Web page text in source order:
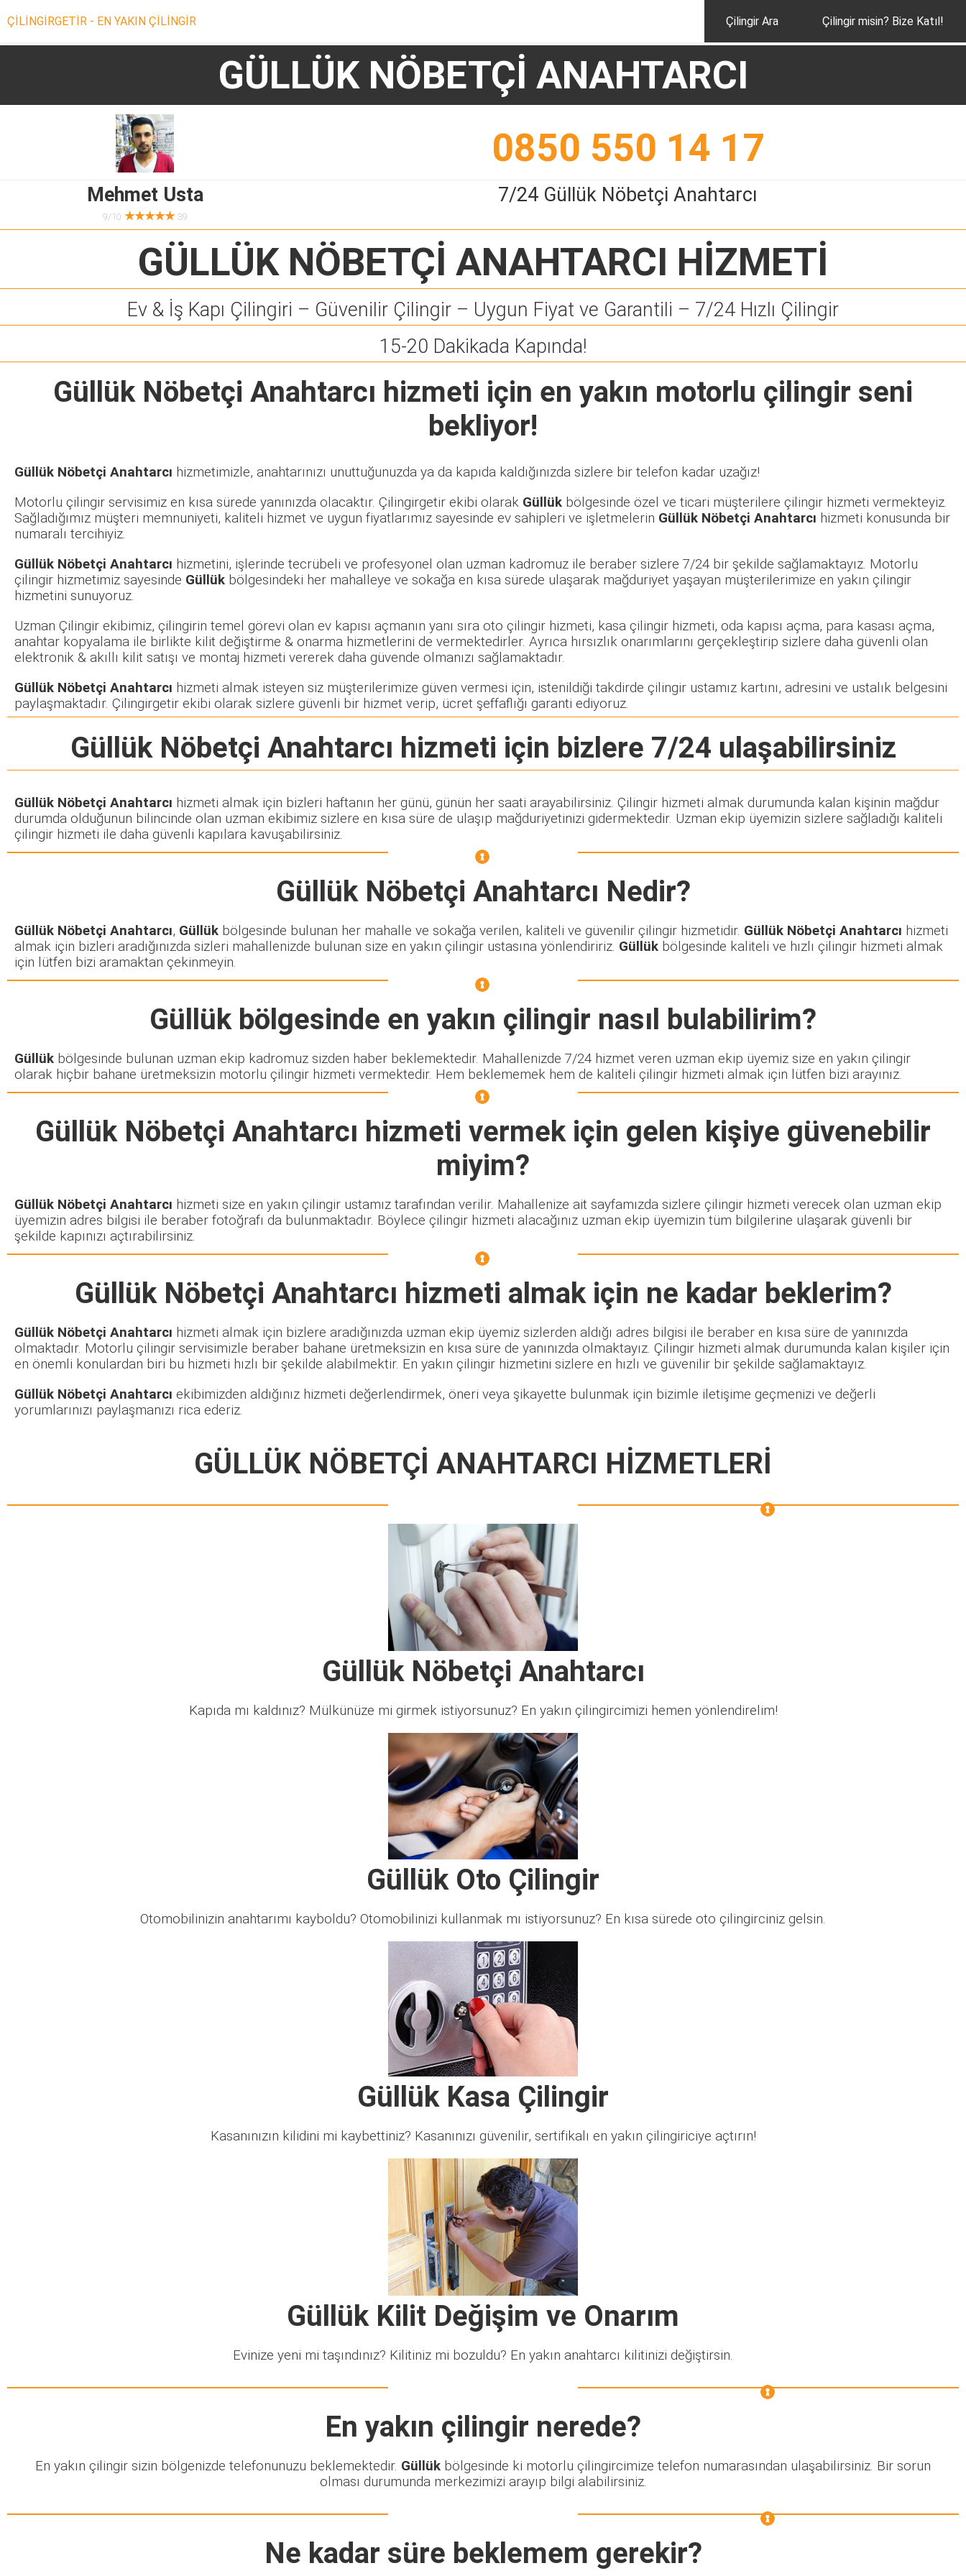
ÇİLİNGİRGETİR - EN YAKIN ÇİLİNGİR Çilingir Ara Çilingir misin? Bize Katıl!
GÜLLÜK NÖBETÇİ ANAHTARCI
0850 550 14 17
Mehmet Usta
9/10 ★★★★★ 39
7/24 Güllük Nöbetçi Anahtarcı
GÜLLÜK NÖBETÇİ ANAHTARCI HİZMETİ
Ev & İş Kapı Çilingiri – Güvenilir Çilingir – Uygun Fiyat ve Garantili – 7/24 Hızlı Çilingir
15-20 Dakikada Kapında!
Güllük Nöbetçi Anahtarcı hizmeti için en yakın motorlu çilingir seni
bekliyor!
Güllük Nöbetçi Anahtarcı hizmetimizle, anahtarınızı unuttuğunuzda ya da kapıda kaldığınızda sizlere bir telefon kadar uzağız!
Motorlu çilingir servisimiz en kısa sürede yanınızda olacaktır. Çilingirgetir ekibi olarak Güllük bölgesinde özel ve ticari müşterilere çilingir hizmeti vermekteyiz.
Sağladığımız müşteri memnuniyeti, kaliteli hizmet ve uygun fiyatlarımız sayesinde ev sahipleri ve işletmelerin Güllük Nöbetçi Anahtarcı hizmeti konusunda bir
numaralı tercihiyiz.
Güllük Nöbetçi Anahtarcı hizmetini, işlerinde tecrübeli ve profesyonel olan uzman kadromuz ile beraber sizlere 7/24 bir şekilde sağlamaktayız. Motorlu
çilingir hizmetimiz sayesinde Güllük bölgesindeki her mahalleye ve sokağa en kısa sürede ulaşarak mağduriyet yaşayan müşterilerimize en yakın çilingir
hizmetini sunuyoruz.
Uzman Çilingir ekibimiz, çilingirin temel görevi olan ev kapısı açmanın yanı sıra oto çilingir hizmeti, kasa çilingir hizmeti, oda kapısı açma, para kasası açma,
anahtar kopyalama ile birlikte kilit değiştirme & onarma hizmetlerini de vermektedirler. Ayrıca hırsızlık onarımlarını gerçekleştirip sizlere daha güvenli olan
elektronik & akıllı kilit satışı ve montaj hizmeti vererek daha güvende olmanızı sağlamaktadır.
Güllük Nöbetçi Anahtarcı hizmeti almak isteyen siz müşterilerimize güven vermesi için, istenildiği takdirde çilingir ustamız kartını, adresini ve ustalık belgesini
paylaşmaktadır. Çilingirgetir ekibi olarak sizlere güvenli bir hizmet verip, ücret şeffaflığı garanti ediyoruz.
Güllük Nöbetçi Anahtarcı hizmeti için bizlere 7/24 ulaşabilirsiniz
Güllük Nöbetçi Anahtarcı hizmeti almak için bizleri haftanın her günü, günün her saati arayabilirsiniz. Çilingir hizmeti almak durumunda kalan kişinin mağdur
durumda olduğunun bilincinde olan uzman ekibimiz sizlere en kısa süre de ulaşıp mağduriyetinizi gidermektedir. Uzman ekip üyemizin sizlere sağladığı kaliteli
çilingir hizmeti ile daha güvenli kapılara kavuşabilirsiniz.
Güllük Nöbetçi Anahtarcı Nedir?
Güllük Nöbetçi Anahtarcı, Güllük bölgesinde bulunan her mahalle ve sokağa verilen, kaliteli ve güvenilir çilingir hizmetidir. Güllük Nöbetçi Anahtarcı hizmeti
almak için bizleri aradığınızda sizleri mahallenizde bulunan size en yakın çilingir ustasına yönlendiririz. Güllük bölgesinde kaliteli ve hızlı çilingir hizmeti almak
için lütfen bizi aramaktan çekinmeyin.
Güllükbölgesinde en yakın çilingir nasıl bulabilirim?
Güllük bölgesinde bulunan uzman ekip kadromuz sizden haber beklemektedir. Mahallenizde 7/24 hizmet veren uzman ekip üyemiz size en yakın çilingir
olarak hiçbir bahane üretmeksizin motorlu çilingir hizmeti vermektedir. Hem beklememek hem de kaliteli çilingir hizmeti almak için lütfen bizi arayınız.
Güllük Nöbetçi Anahtarcı hizmeti vermek için gelen kişiye güvenebilir
miyim?
Güllük Nöbetçi Anahtarcı hizmeti size en yakın çilingir ustamız tarafından verilir. Mahallenize ait sayfamızda sizlere çilingir hizmeti verecek olan uzman ekip
üyemizin adres bilgisi ile beraber fotoğrafı da bulunmaktadır. Böylece çilingir hizmeti alacağınız uzman ekip üyemizin tüm bilgilerine ulaşarak güvenli bir
şekilde kapınızı açtırabilirsiniz.
Güllük Nöbetçi Anahtarcı hizmeti almak için ne kadar beklerim?
Güllük Nöbetçi Anahtarcı hizmeti almak için bizlere aradığınızda uzman ekip üyemiz sizlerden aldığı adres bilgisi ile beraber en kısa süre de yanınızda
olmaktadır. Motorlu çilingir servisimizle beraber bahane üretmeksizin en kısa süre de yanınızda olmaktayız. Çilingir hizmeti almak durumunda kalan kişiler için
en önemli konulardan biri bu hizmeti hızlı bir şekilde alabilmektir. En yakın çilingir hizmetini sizlere en hızlı ve güvenilir bir şekilde sağlamaktayız.
Güllük Nöbetçi Anahtarcı ekibimizden aldığınız hizmeti değerlendirmek, öneri veya şikayette bulunmak için bizimle iletişime geçmenizi ve değerli
yorumlarınızı paylaşmanızı rica ederiz.
GÜLLÜK NÖBETÇİ ANAHTARCI HİZMETLERİ
Güllük Nöbetçi Anahtarcı
Kapıda mı kaldınız? Mülkünüze mi girmek istiyorsunuz? En yakın çilingircimizi hemen yönlendirelim!
Güllük Oto Çilingir
Otomobilinizin anahtarımı kayboldu? Otomobilinizi kullanmak mı istiyorsunuz? En kısa sürede oto çilingirciniz gelsin.
Güllük Kasa Çilingir
Kasanınızın kilidini mi kaybettiniz? Kasanınızı güvenilir, sertifikalı en yakın çilingiriciye açtırın!
Güllük Kilit Değişim ve Onarım
Evinize yeni mi taşındınız? Kilitiniz mi bozuldu? En yakın anahtarcı kilitinizi değiştirsin.
En yakın çilingir nerede?
En yakın çilingir sizin bölgenizde telefonunuzu beklemektedir. Güllük bölgesinde ki motorlu çilingircimize telefon numarasından ulaşabilirsiniz. Bir sorun
olması durumunda merkezimizi arayıp bilgi alabilirsiniz.
Ne kadar süre beklemem gerekir?